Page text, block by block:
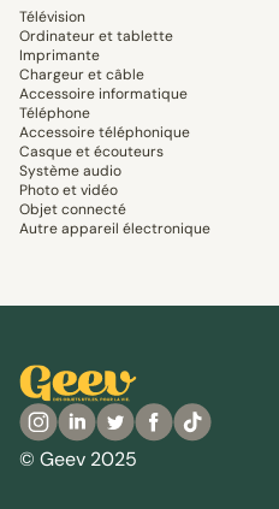
Télévision
Ordinateur et tablette
Imprimante
Chargeur et câble
Accessoire informatique
Téléphone
Accessoire téléphonique
Casque et écouteurs
Système audio
Photo et vidéo
Objet connecté
Autre appareil électronique
© Geev 2025